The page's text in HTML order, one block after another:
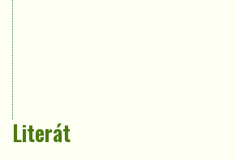
Literát